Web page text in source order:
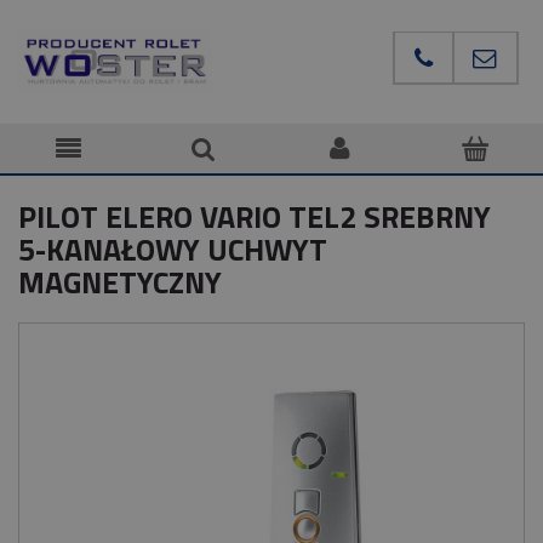
PILOT ELERO VARIO TEL2 SREBRNY
5-KANAŁOWY UCHWYT
MAGNETYCZNY